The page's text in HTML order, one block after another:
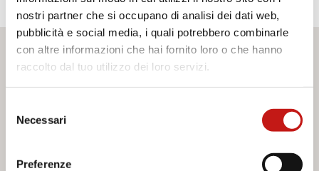
nostri partner che si occupano di analisi dei dati web,
pubblicità e social media, i quali potrebbero combinarle
con altre informazioni che hai fornito loro o che hanno
raccolto dal tuo utilizzo dei loro servizi.
delNecessari
Preferenze
Desideri maggiori informazioni?
nostro team è pronto ad aiutarti e a fornirti tutto il supporto
saremo lieti di rispondere a tutte le tue domande.